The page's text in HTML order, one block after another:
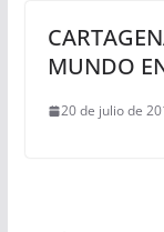
MUNDO
20 de julio de